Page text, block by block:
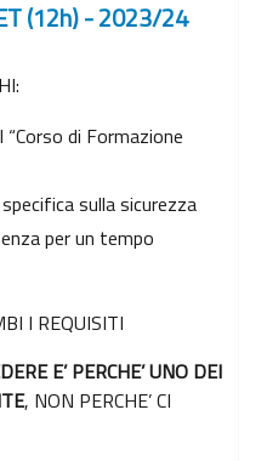
(12h) - 2023/24
di Formazione
sulla sicurezza
per un tempo
I REQUISITI
E’ PERCHE’ UNO DEI
, NON PERCHE’ CI